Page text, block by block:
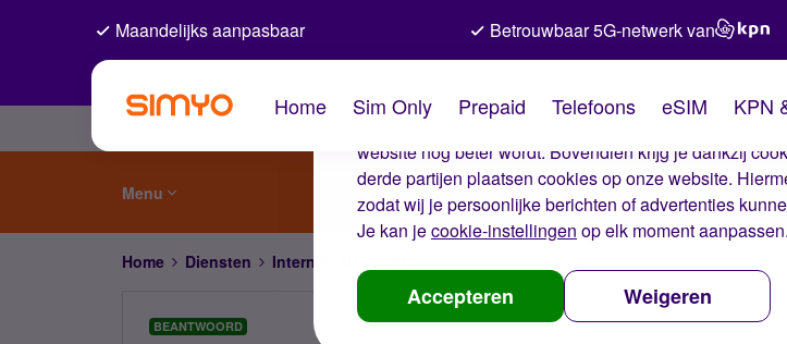
De cookies van Simyo
Wij gebruiken cookies op onze website. Met deze
website nog beter wordt. Bovendien krijg je dankzij
derde partijen plaatsen cookies op onze website.
zodat wij je persoonlijke berichten of advertenties
Je kan jecookie-instellingen op elk moment
Accepteren Weigeren
Maandelijks aanpasbaar Betrouwbaar 5G-netwerk van
Home Sim Only Prepaid Telefoons eSIM KPN
Menu
Home Diensten Internet, 4G en 5G
BEANTWOORD